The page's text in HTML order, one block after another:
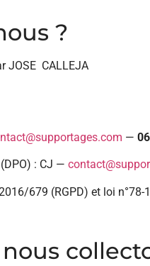
?
JOSE CALLEJA
—
: CJ —
679 (RGPD) et loi